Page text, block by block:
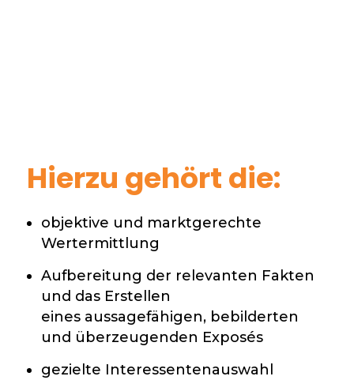
Hierzu gehört die:
objektive und marktgerechte
Wertermittlung
Aufbereitung der relevanten Fakten
und das Erstellen
eines aussagefähigen, bebilderten
und überzeugenden Exposés
gezielte Interessentenauswahl